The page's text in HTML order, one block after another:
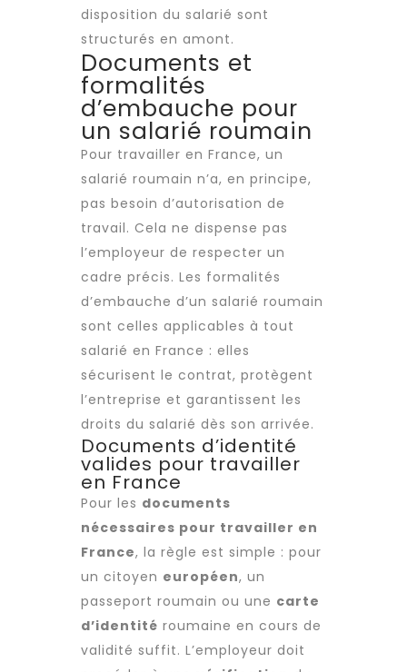
disposition du salarié sont
structurés en amont.
Documents et
formalités
d’embauche pour
un salarié roumain
Pour travailler en France, un
salarié roumain n’a, en principe,
pas besoin d’autorisation de
travail. Cela ne dispense pas
l’employeur de respecter un
cadre précis. Les formalités
d’embauche d’un salarié roumain
sont celles applicables à tout
salarié en France : elles
sécurisent le contrat, protègent
l’entreprise et garantissent les
droits du salarié dès son arrivée.
Documents d’identité
valides pour travailler
en France
Pour les documents
nécessaires pour travailler en
France, la règle est simple : pour
un citoyen européen, un
passeport roumain ou une carte
d’identité roumaine en cours de
validité suffit. L’employeur doit